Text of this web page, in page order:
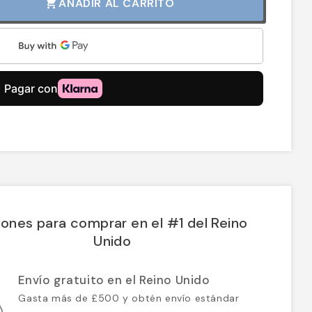
shopping_cartAÑADIR AL CARRITO
para comprar en el #1 del Reino
Unido
Envío gratuito en el Reino Unido
Gasta más de £500 y obtén envío estándar